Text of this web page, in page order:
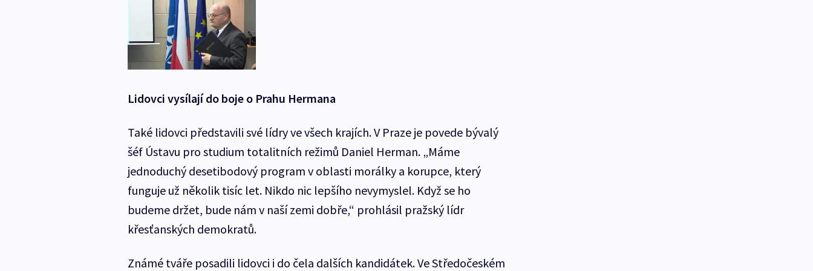
Lidovci vysílají do boje o Prahu Hermana
Také lidovci představili své lídry ve všech krajích. V Praze je povede bývalý
šéf Ústavu pro studium totalitních režimů Daniel Herman. „Máme
jednoduchý desetibodový program v oblasti morálky a korupce, který
funguje už několik tisíc let. Nikdo nic lepšího nevymyslel. Když se ho
budeme držet, bude nám v naší zemi dobře,“ prohlásil pražský lídr
křesťanských demokratů.
Známé tváře posadili lidovci i do čela dalších kandidátek. Ve Středočeském